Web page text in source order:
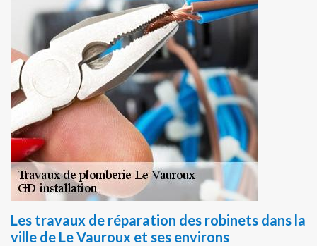
Les travaux de réparation des robinets dans la
ville de Le Vauroux et ses environs